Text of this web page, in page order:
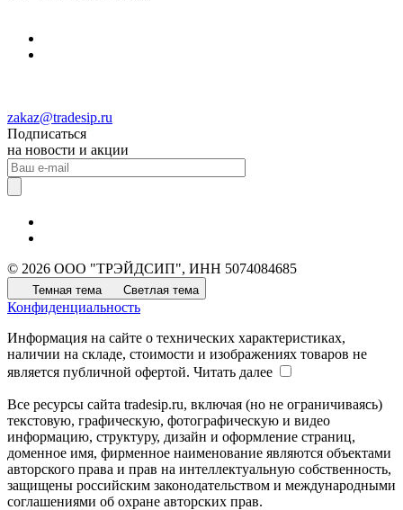
zakaz@tradesip.ru
Подписаться
на новости и акции
© 2026 ООО "ТРЭЙДСИП", ИНН 5074084685
Темная тема Светлая тема
Конфиденциальность
Информация на сайте о технических характеристиках,
наличии на складе, стоимости и изображениях товаров не
является публичной офертой. Читать далее
Все ресурсы сайта tradesip.ru, включая (но не ограничиваясь)
текстовую, графическую, фотографическую и видео
информацию, структуру, дизайн и оформление страниц,
доменное имя, фирменное наименование являются объектами
авторского права и прав на интеллектуальную собственность,
защищены российским законодательством и международными
соглашениями об охране авторских прав.